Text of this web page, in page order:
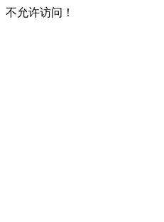
不允许访问！